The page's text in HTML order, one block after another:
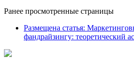
Ранее просмотренные страницы
Размещена статья:
фандрайзингу: теоретический